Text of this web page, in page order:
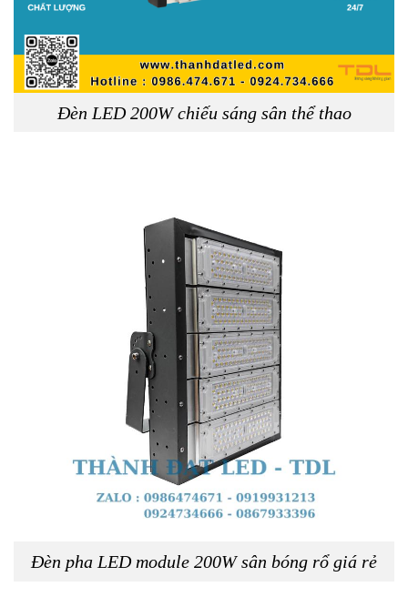
Đèn LED 200W chiếu sáng sân thể thao
Đèn pha LED module 200W sân bóng rổ giá rẻ